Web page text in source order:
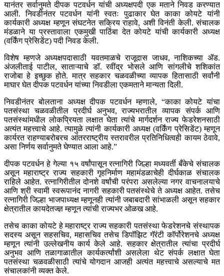
यानंतर सर्वानुमते दीपक पटवर्धन यांची अध्यक्षपदी एक मताने निवड करण्यात
आली. निवडीनंतर पटवर्धन यांनी स्वतः पुढाकार घेत काका कोयटे यांनी
कार्यकारी अध्यक्ष म्हणून संघटनेत सक्रिय राहावे, अशी विनंती केली. संचालक
मंडळाने या प्रस्तावाला एकमुखी पाठिंबा देत कोयटे यांची कार्यकारी अध्यक्ष
(वर्किंग प्रेसिडेंट) पदी निवड केली.
विशेष म्हणजे अध्यक्षपदासाठी यवतमाळचे राजूदास जाधव, नाशिकच्या ॲड.
अंजलीताई पाटील, साताऱ्याचे डॉ. रवींद्र भोसले आणि सांगलीचे शशिकांत
राजोबा हे इच्छुक होते. मात्र सहकार चळवळीच्या व्यापक हितासाठी सर्वांनी
माघार घेत दीपक पटवर्धन यांच्या निवडीला एकमताने मान्यता दिली.
निवडीनंतर बोलताना अध्यक्ष दीपक पटवर्धन म्हणाले, “काका कोयटे यांचा
पतसंस्था चळवळीतील प्रदीर्घ अनुभव, राज्यभरातील व्यापक संपर्क आणि
पतसंस्थांमधील लोकप्रियता लक्षात घेता त्यांचे मार्गदर्शन राज्य फेडरेशनसाठी
अत्यंत महत्त्वाचे आहे. त्यामुळे त्यांनी कार्यकारी अध्यक्ष (वर्किंग प्रेसिडेंट) म्हणून
कार्यरत राहण्याबरोबरच आंतरराष्ट्रीय स्तरावरील प्रतिनिधित्वही कायम ठेवावे,
असा निर्णय सर्वानुमते घेण्यात आला आहे.”
दीपक पटवर्धन हे गेल्या १५ वर्षांपासून रत्नागिरी जिल्हा मध्यवर्ती बँकेचे संचालक
असून महाराष्ट्र राज्य सहकारी गृहनिर्माण महामंडळाचेही दीर्घकाळ संचालक
राहिले आहेत. रत्नागिरीतील दोनशे वर्षांची परंपरा असलेल्या नगर वाचनालयाचे
आणि श्री स्वामी स्वरूपानंद नागरी सहकारी पतसंस्थेचे ते अध्यक्ष आहेत. तसेच
रत्नागिरी जिल्हा भाजपाध्यक्ष म्हणूनही त्यांनी जबाबदारी सांभाळली असून सहकार
क्षेत्रातील कायदेतज्ज्ञ म्हणून त्यांची राज्यभर ओळख आहे.
तसेच काका कोयटे हे महाराष्ट्र राज्य सहकारी पतसंस्था फेडरेशनचे संस्थापक
सदस्य असून सहसचिव, महासचिव तसेच डिपॉझिट गॅरंटी कॉर्पोरेशनचे अध्यक्ष
म्हणून त्यांनी उल्लेखनीय कार्य केले आहे. सहकार क्षेत्रातील त्यांचा प्रदीर्घ
अनुभव आणि तळागाळातील कार्यकर्त्यांशी असलेला थेट संपर्क लक्षात घेता
पतसंस्था चळवळीसाठी त्यांचे योगदान आजही अत्यंत महत्त्वाचे असल्याचे मत
संचालकांनी व्यक्त केले.